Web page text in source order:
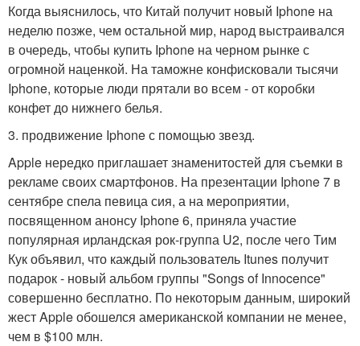
Когда выяснилось, что Китай получит новый Iphone на
неделю позже, чем остальной мир, народ выстраивался
в очередь, чтобы купить Iphone на черном рынке с
огромной наценкой. На таможне конфисковали тысячи
Iphone, которые люди прятали во всем - от коробки
конфет до нижнего белья.
3. продвижение Iphone с помощью звезд.
Apple нередко приглашает знаменитостей для съемки в
рекламе своих смартфонов. На презентации Iphone 7 в
сентябре спела певица сия, а на мероприятии,
посвященном анонсу Iphone 6, приняла участие
популярная ирландская рок-группа U2, после чего Тим
Кук объявил, что каждый пользователь Itunes получит
подарок - новый альбом группы "Songs of Innocence"
совершенно бесплатно. По некоторым данным, широкий
жест Apple обошелся американской компании не менее,
чем в $100 млн.